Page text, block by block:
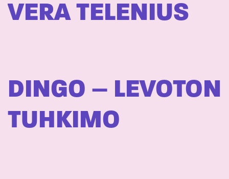
VERA TELENIUS
DINGO – LEVOTON
TUHKIMO